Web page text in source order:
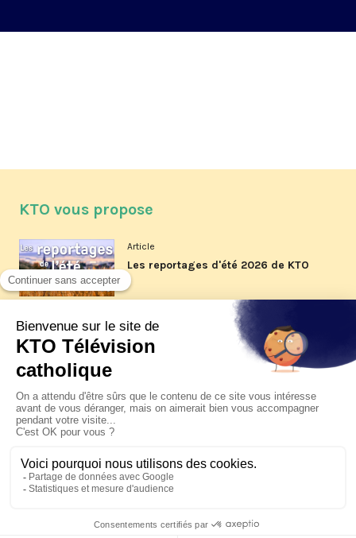
KTO vous propose
Article
Les reportages d'été 2026 de KTO
Article
La visite pastorale du pape Léon
XIV à Assise à suivre sur KTO le
Article
Le pape en Uruguay, Argentine et